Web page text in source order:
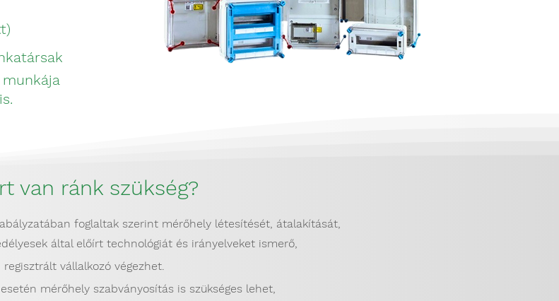
van ránk szükség?
foglaltak szerint mérőhely létesítését, átalakítását,
által előírt technológiát és irányelveket ismerő,
regisztrált vállalkozó végezhet.
mérőhely szabványosítás is szükséges lehet,